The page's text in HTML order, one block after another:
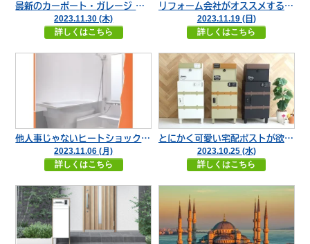
最新のカーポート・ガレージ どのメーカーがおすすめ?
2023.11.30 (木)
詳しくはこちら
リフォーム会社がオススメする カーポート
2023.11.19 (日)
詳しくはこちら
他人事じゃないヒートショックから自分や大切な人を守るためにできるリフォーム
2023.11.06 (月)
詳しくはこちら
とにかく可愛い宅配ポストが欲しい
2023.10.25 (水)
詳しくはこちら